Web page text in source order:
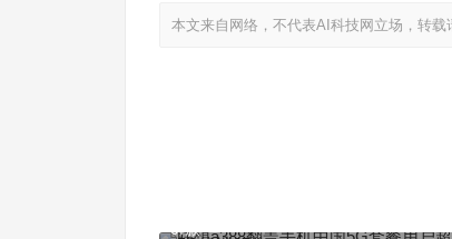
本文来自网络，不代表AI科技网立场，转载
67款